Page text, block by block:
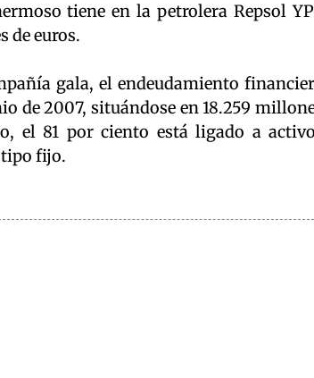
tiene en la petrolera Repsol
de euros.
gala, el endeudamiento
de 2007, situándose en 18.259
el 81 por ciento está ligado a
tipo fijo.